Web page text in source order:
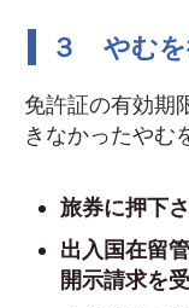
３ やむを
免許証の有効期
きなかったやむ
旅券に押下
出入国在留
開示請求を